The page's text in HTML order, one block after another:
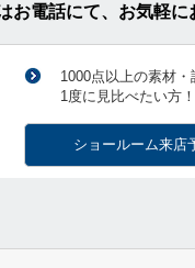
電話にて、お気軽に
1000点以上の素材・
1度に見比べたい方！
ショールーム来店